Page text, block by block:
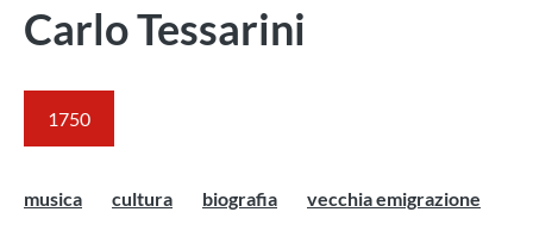
Carlo Tessarini
1750
musica cultura biografia vecchia emigrazione